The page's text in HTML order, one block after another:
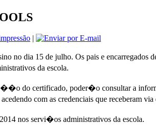
|
no dia 15 de julho. Os pais e
da escola.
do certificado, poder�o consultar a
com as credenciais que receberam via
nos servi�os administrativos da escola.